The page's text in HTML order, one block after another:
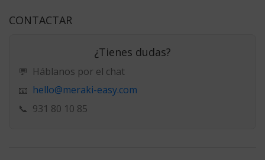
CONTACTAR
¿Tienes dudas?
💬 Háblanos por el chat
📧 hello@meraki-easy.com
📞 931 80 10 85